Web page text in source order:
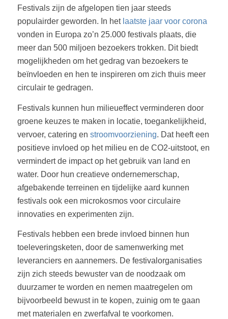
Festivals zijn de afgelopen tien jaar steeds
populairder geworden. In het laatste jaar voor corona
vonden in Europa zo’n 25.000 festivals plaats, die
meer dan 500 miljoen bezoekers trokken. Dit biedt
mogelijkheden om het gedrag van bezoekers te
beïnvloeden en hen te inspireren om zich thuis meer
circulair te gedragen.
Festivals kunnen hun milieueffect verminderen door
groene keuzes te maken in locatie, toegankelijkheid,
vervoer, catering en stroomvoorziening. Dat heeft een
positieve invloed op het milieu en de CO2-uitstoot, en
vermindert de impact op het gebruik van land en
water. Door hun creatieve ondernemerschap,
afgebakende terreinen en tijdelijke aard kunnen
festivals ook een microkosmos voor circulaire
innovaties en experimenten zijn.
Festivals hebben een brede invloed binnen hun
toeleveringsketen, door de samenwerking met
leveranciers en aannemers. De festivalorganisaties
zijn zich steeds bewuster van de noodzaak om
duurzamer te worden en nemen maatregelen om
bijvoorbeeld bewust in te kopen, zuinig om te gaan
met materialen en zwerfafval te voorkomen.